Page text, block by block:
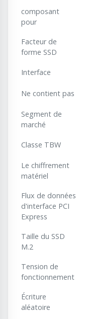
composant
pour
Facteur de
forme SSD
Interface
Ne contient pas
Segment de
marché
Classe TBW
Le chiffrement
matériel
Flux de données
d'interface PCI
Express
Taille du SSD
M.2
Tension de
fonctionnement
Écriture
aléatoire